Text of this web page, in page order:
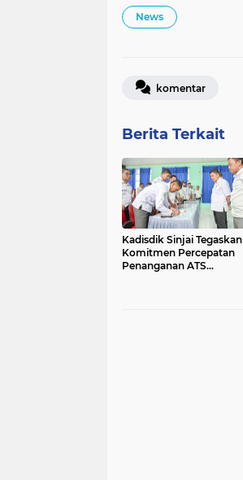
News
komentar
Berita Terkait
Kadisdik Sinjai Tegaskan
Komitmen Percepatan
Penanganan ATS